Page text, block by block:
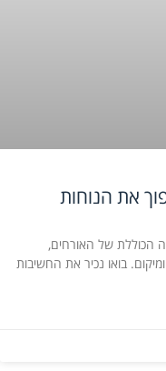
את הנוחות
הכוללת של האורחים,
בואו נכיר את החשיבות